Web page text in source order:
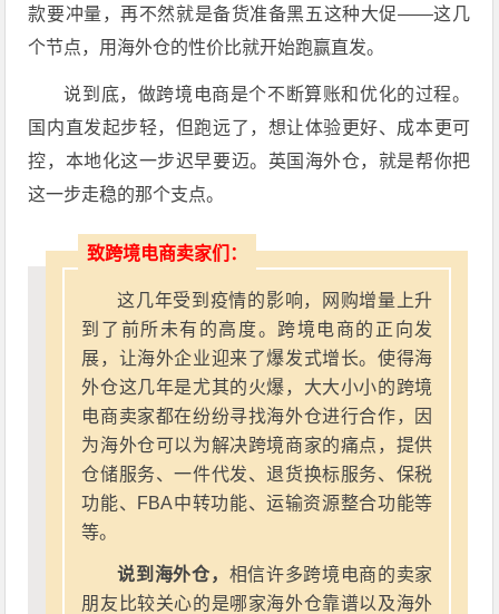
款要冲量，再不然就是备货准备黑五这种大促——这几
个节点，用海外仓的性价比就开始跑赢直发。
说到底，做跨境电商是个不断算账和优化的过程。
国内直发起步轻，但跑远了，想让体验更好、成本更可
控，本地化这一步迟早要迈。英国海外仓，就是帮你把
这一步走稳的那个支点。
致跨境电商卖家们：
这几年受到疫情的影响，网购增量上升
到了前所未有的高度。跨境电商的正向发
展，让海外企业迎来了爆发式增长。使得海
外仓这几年是尤其的火爆，大大小小的跨境
电商卖家都在纷纷寻找海外仓进行合作，因
为海外仓可以为解决跨境商家的痛点，提供
仓储服务、一件代发、退货换标服务、保税
功能、FBA中转功能、运输资源整合功能等
等。
说到海外仓， 相信许多跨境电商的卖家
朋友比较关心的是哪家海外仓靠谱以及海外